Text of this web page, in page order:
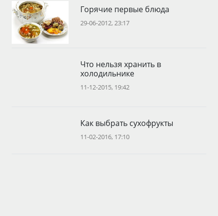
Горячие первые блюда
29-06-2012, 23:17
Что нельзя хранить в
холодильнике
11-12-2015, 19:42
Как выбрать сухофрукты
11-02-2016, 17:10